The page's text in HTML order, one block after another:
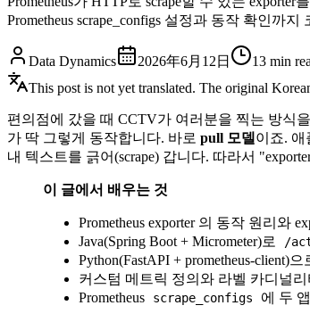
Prometheus scrape_configs 설정과 동작 확인까
Data Dynamics 2026年6月12日 13 min
This post is not yet translated. The original
편의점에 갔을 때 CCTV가 여러분을 찍는 방식
가 딱 그렇게 동작합니다. 바로 pull 모델 이죠. 애
내 텍스트를 긁어(scrape) 갑니다. 따라서
이 글에서 배우는 것
Prometheus exporter 의 동작 원리와
Java(Spring Boot + Micrometer)로
/
Python(FastAPI + prometheus-client)으
커스텀 메트릭 정의와 라벨 카디널리
Prometheus
scrape_configs 에 두